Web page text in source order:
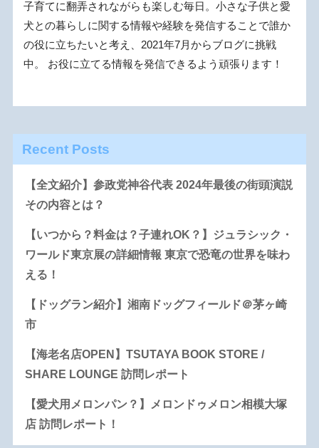
子育てに翻弄されながらも楽しむ毎日。小さな子供と愛
犬との暮らしに関する情報や経験を発信することで誰か
の役に立ちたいと考え、2021年7月からブログに挑戦
中。 お役に立てる情報を発信できるよう頑張ります！
Recent Posts
【全文紹介】参政党神谷代表 2024年最後の街頭演説
その内容とは？
【いつから？料金は？子連れOK？】ジュラシック・
ワールド東京展の詳細情報 東京で恐竜の世界を味わ
える！
【ドッグラン紹介】湘南ドッグフィールド＠茅ヶ崎
市
【海老名店OPEN】TSUTAYA BOOK STORE /
SHARE LOUNGE 訪問レポート
【愛犬用メロンパン？】メロンドゥメロン相模大塚
店 訪問レポート！